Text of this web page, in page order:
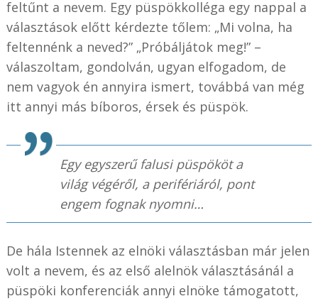
feltűnt a nevem. Egy püspökkolléga egy nappal a
választások előtt kérdezte tőlem: „Mi volna, ha
feltennénk a neved?” „Próbáljátok meg!” –
válaszoltam, gondolván, ugyan elfogadom, de
nem vagyok én annyira ismert, továbbá van még
itt annyi más bíboros, érsek és püspök.
Egy egyszerű falusi püspököt a
világ végéről, a perifériáról, pont
engem fognak nyomni…
De hála Istennek az elnöki választásban már jelen
volt a nevem, és az első alelnök választásánál a
püspöki konferenciák annyi elnöke támogatott,